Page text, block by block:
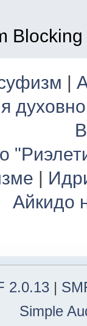
|
|
Айкидо
2.0.13 |
Simple